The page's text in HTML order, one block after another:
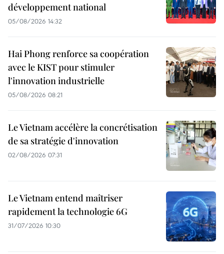
développement national
05/08/2026 14:32
Hai Phong renforce sa coopération
avec le KIST pour stimuler
l'innovation industrielle
05/08/2026 08:21
Le Vietnam accélère la concrétisation
de sa stratégie d'innovation
02/08/2026 07:31
Le Vietnam entend maîtriser
rapidement la technologie 6G
31/07/2026 10:30